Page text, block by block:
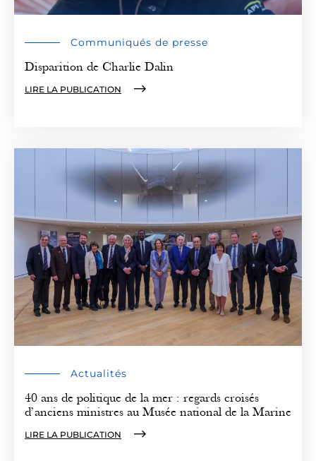
Communiqués de presse
Disparition de Charlie Dalin
LIRE LA PUBLICATION
Actualités
40 ans de politique de la mer : regards croisés
d’anciens ministres au Musée national de la Marine
LIRE LA PUBLICATION